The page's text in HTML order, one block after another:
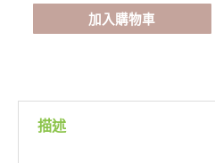
【電
加入購物車
描述